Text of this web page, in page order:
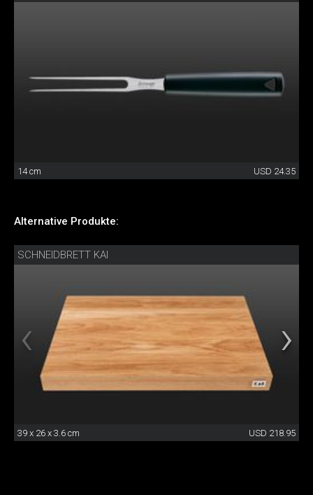
14 cm USD 24.35
Alternative Produkte:
SCHNEIDBRETT KAI
39 x 26 x 3.6 cm USD 218.95